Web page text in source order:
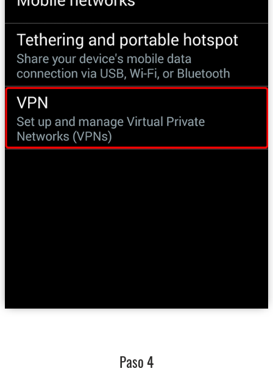
Paso 4